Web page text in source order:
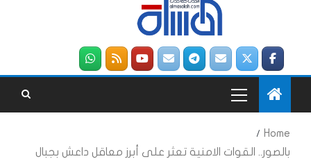
Home
بالصور.. القوات الامنية تعثر على أبرز معاقل داعش بجبال